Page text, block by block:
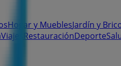
Hogar y MueblesJardín y
Viajes RestauraciónDeporte